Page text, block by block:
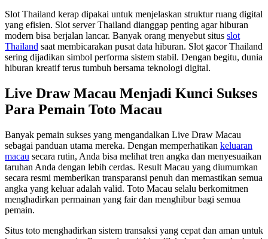
Slot Thailand kerap dipakai untuk menjelaskan struktur ruang digital
yang efisien. Slot server Thailand dianggap penting agar hiburan
modern bisa berjalan lancar. Banyak orang menyebut situs slot
Thailand saat membicarakan pusat data hiburan. Slot gacor Thailand
sering dijadikan simbol performa sistem stabil. Dengan begitu, dunia
hiburan kreatif terus tumbuh bersama teknologi digital.
Live Draw Macau Menjadi Kunci Sukses
Para Pemain Toto Macau
Banyak pemain sukses yang mengandalkan Live Draw Macau
sebagai panduan utama mereka. Dengan memperhatikan keluaran
macau secara rutin, Anda bisa melihat tren angka dan menyesuaikan
taruhan Anda dengan lebih cerdas. Result Macau yang diumumkan
secara resmi memberikan transparansi penuh dan memastikan semua
angka yang keluar adalah valid. Toto Macau selalu berkomitmen
menghadirkan permainan yang fair dan menghibur bagi semua
pemain.
Situs toto menghadirkan sistem transaksi yang cepat dan aman untuk